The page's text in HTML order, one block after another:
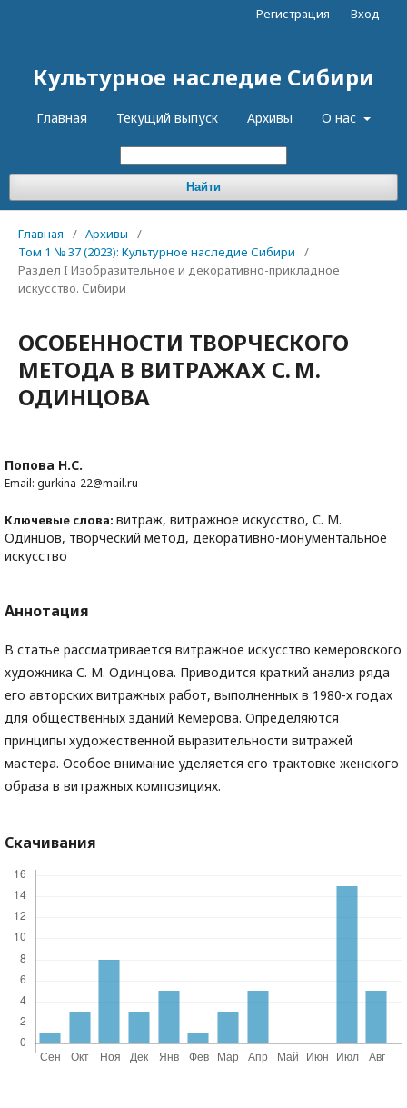
Культурное наследие Сибири
Главная Текущий выпуск Архивы О нас
Найти
Регистрация Вход
Главная / Архивы
/
Том 1 № 37 (2023): Культурное наследие Сибири
/
Раздел I Изобразительное и декоративно-прикладное
искусство. Сибири
ОСОБЕННОСТИ ТВОРЧЕСКОГО
МЕТОДА В ВИТРАЖАХ С. М.
ОДИНЦОВА
Попова Н.С.
Email: gurkina-22@mail.ru
Ключевые слова: витраж, витражное искусство, С. М.
Одинцов, творческий метод, декоративно-монументальное
искусство
Аннотация
В статье рассматривается витражное искусство кемеровского
художника С. М. Одинцова. Приводится краткий анализ ряда
его авторских витражных работ, выполненных в 1980-х годах
для общественных зданий Кемерова. Определяются
принципы художественной выразительности витражей
мастера. Особое внимание уделяется его трактовке женского
образа в витражных композициях.
Скачивания